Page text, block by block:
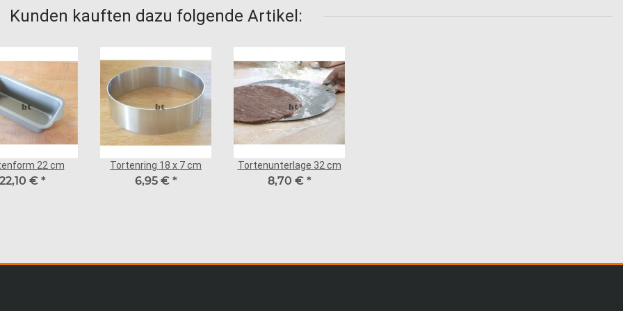
Kunden kauften dazu folgende Artikel:
22 cm
€ *
Tortenring 18 x 7 cm
6,95 € *
Tortenunterlage 32 cm
8,70 € *